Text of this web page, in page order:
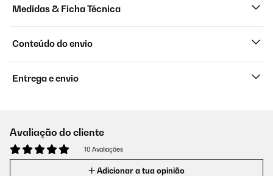
Medidas & Ficha Técnica
Conteúdo do envio
Entrega e envio
Avaliação do cliente
10 Avaliações
Adicionar a tua opinião